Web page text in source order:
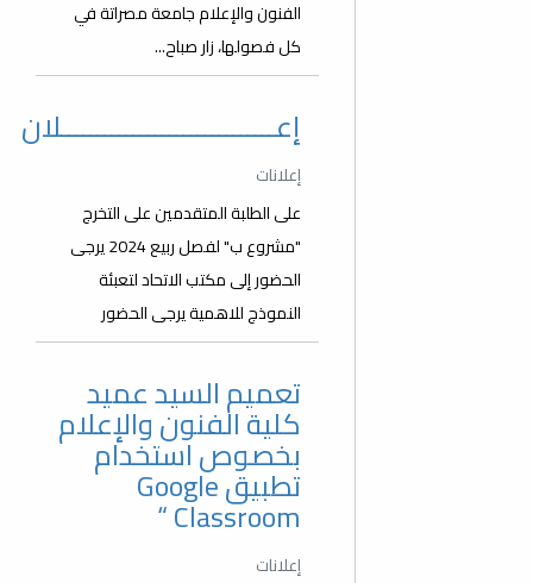
الفنون والإعلام جامعة مصراتة في
كل فصولها، زار صباح...
إعــــــــــــــــــــــــــــــلان
إعلانات
على الطلبة المتقدمين على التخرج
"مشروع ب" لفصل ربيع 2024 يرجى
الحضور إلى مكتب الاتحاد لتعبئة
النموذج للاهمية يرجى الحضور
تعميم السيد عميد
كلية الفنون والإعلام
بخصوص استخدام
تطبيق Google
Classroom “
إعلانات